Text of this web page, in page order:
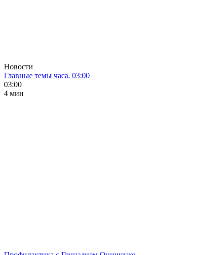
Новости
Главные темы часа. 03:00
03:00
4 мин